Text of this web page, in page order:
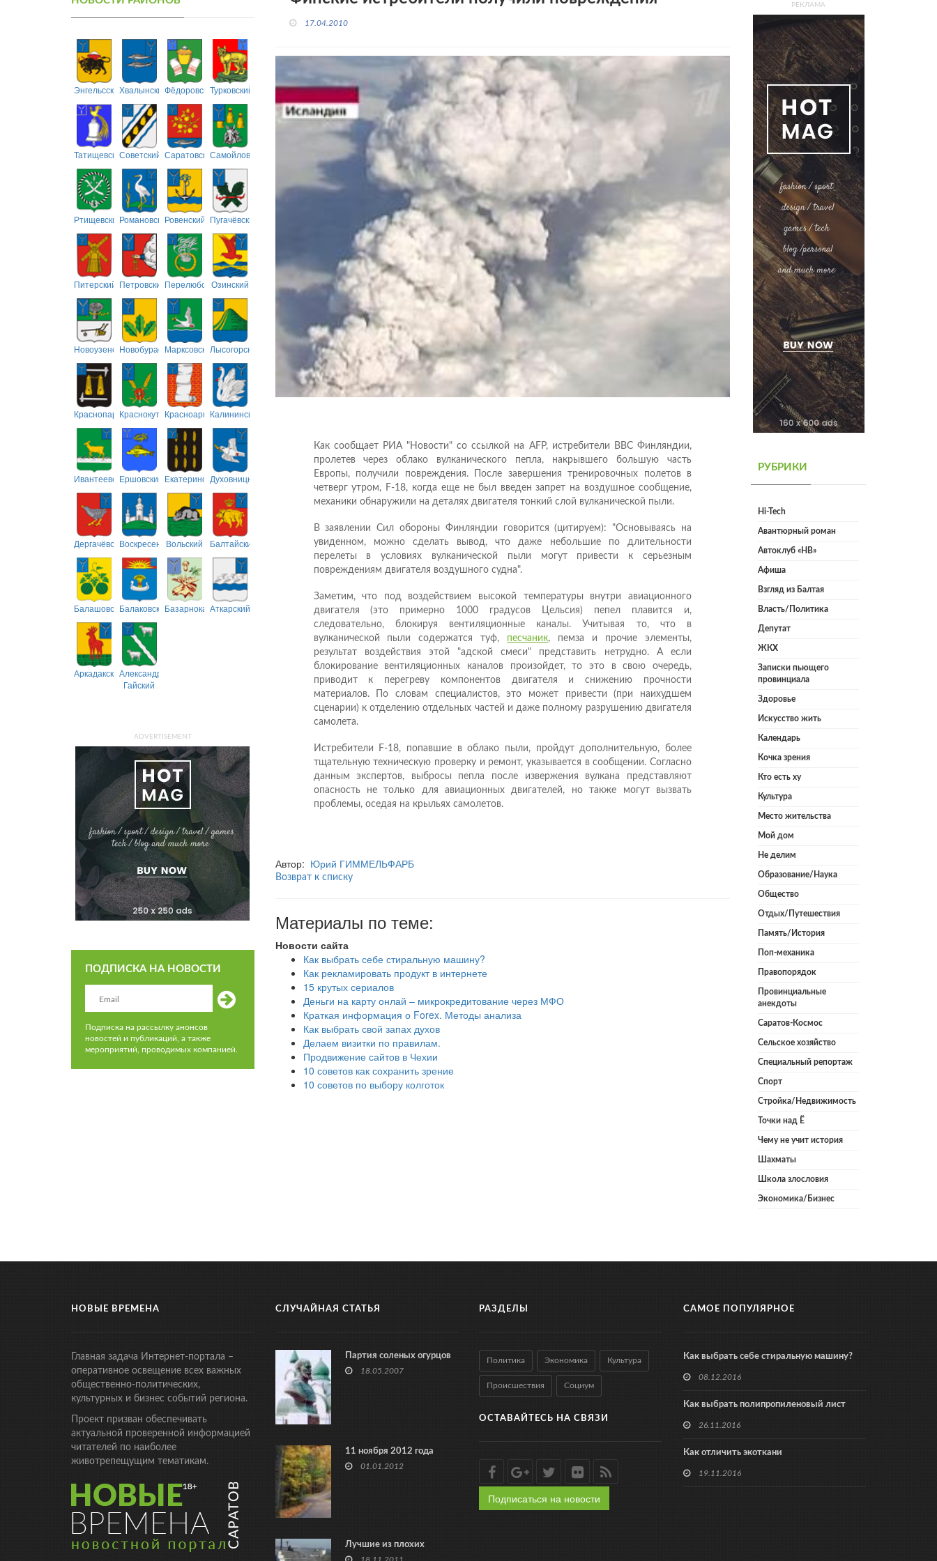
ЭнгельсскийХвалынскийФёдоровскийТурковский
ТатищевскийСоветский СаратовскийСамойловский
РтищевскийРомановскийРовенский Пугачёвский
Питерский ПетровскийПерелюбскийОзинский
НовоузенскийНовобурасскийМарксовскийЛысогорский
Краснопартизанский
КраснокутскийКрасноармейский
Калининский
ИвантеевскийЕршовский ЕкатериновскийДуховницкий
ДергачёвскийВоскресенскийВольский Балтайский
БалашовскийБалаковскийБазарнокарабулакский
Аткарский
АркадакскийАлександрово-
Гайский
ADVERTISEMENT
ПОДПИСКА НА НОВОСТИ
Подписка на рассылку анонсов
новостей и публикаций, а также
мероприятий, проводимых компанией.
17.04.2010
Как сообщает РИА "Новости" со ссылкой на AFP, истребители ВВС Финляндии,
пролетев через облако вулканического пепла, накрывшего большую часть
Европы, получили повреждения. После завершения тренировочных полетов в
четверг утром, F-18, когда еще не был введен запрет на воздушное сообщение,
механики обнаружили на деталях двигателя тонкий слой вулканической пыли.
В заявлении Сил обороны Финляндии говорится (цитируем): "Основываясь на
увиденном, можно сделать вывод, что даже небольшие по длительности
перелеты в условиях вулканической пыли могут привести к серьезным
повреждениям двигателя воздушного судна".
Заметим, что под воздействием высокой температуры внутри авиационного
двигателя (это примерно 1000 градусов Цельсия) пепел плавится и,
следовательно, блокируя вентиляционные каналы. Учитывая то, что в
вулканической пыли содержатся туф, песчаник, пемза и прочие элементы,
результат воздействия этой "адской смеси" представить нетрудно. А если
блокирование вентиляционных каналов произойдет, то это в свою очередь,
приводит к перегреву компонентов двигателя и снижению прочности
материалов. По словам специалистов, это может привести (при наихудшем
сценарии) к отделению отдельных частей и даже полному разрушению двигателя
самолета.
Истребители F-18, попавшие в облако пыли, пройдут дополнительную, более
тщательную техническую проверку и ремонт, указывается в сообщении. Согласно
данным экспертов, выбросы пепла после извержения вулкана представляют
опасность не только для авиационных двигателей, но также могут вызвать
проблемы, оседая на крыльях самолетов.
Автор: Юрий ГИММЕЛЬФАРБ
Возврат к списку
Материалы по теме:
Новости сайта
Как выбрать себе стиральную машину?
Как рекламировать продукт в интернете
15 крутых сериалов
Деньги на карту онлай – микрокредитование через МФО
Краткая информация о Forex. Методы анализа
Как выбрать свой запах духов
Делаем визитки по правилам.
Продвижение сайтов в Чехии
10 советов как сохранить зрение
10 советов по выбору колготок
РЕКЛАМА
РУБРИКИ
Hi-Tech
Авантюрный роман
Автоклуб «НВ»
Афиша
Взгляд из Балтая
Власть/Политика
Депутат
ЖКХ
Записки пьющего
провинциала
Здоровье
Искусство жить
Календарь
Кочка зрения
Кто есть ху
Культура
Место жительства
Мой дом
Не делим
Образование/Наука
Общество
Отдых/Путешествия
Память/История
Поп-механика
Правопорядок
Провинциальные
анекдоты
Саратов-Космос
Сельское хозяйство
Специальный репортаж
Спорт
Стройка/Недвижимость
Точки над Ё
Чему не учит история
Шахматы
Школа злословия
Экономика/Бизнес
НОВЫЕ ВРЕМЕНА
Главная задача Интернет-портала –
оперативное освещение всех важных
общественно-политических,
культурных и бизнес событий региона.
Проект призван обеспечивать
актуальной проверенной информацией
читателей по наиболее
животрепещущим тематикам.
СЛУЧАЙНАЯ СТАТЬЯ
Партия соленых огурцов
18.05.2007
11 ноября 2012 года
01.01.2012
Лучшие из плохих
РАЗДЕЛЫ
Политика Экономика Культура
Происшествия Социум
ОСТАВАЙТЕСЬ НА СВЯЗИ
Подписаться на новости
САМОЕ ПОПУЛЯРНОЕ
Как выбрать себе стиральную машину?
08.12.2016
Как выбрать полипропиленовый лист
26.11.2016
Как отличить экоткани
19.11.2016